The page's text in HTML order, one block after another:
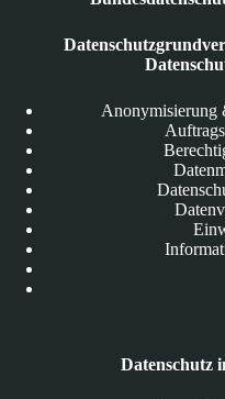
Anonymisierung
Datenschutz